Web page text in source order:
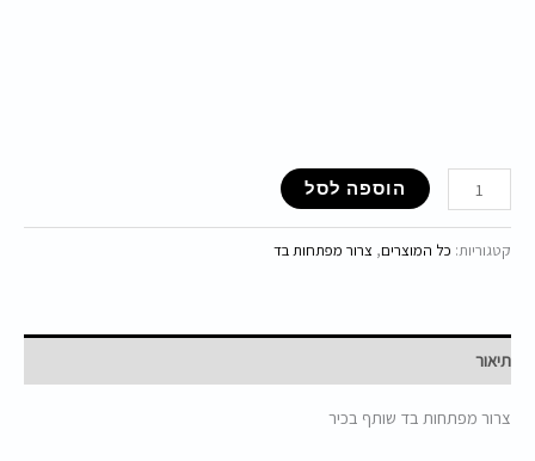
הוספה לסל
קטגוריות: כל המוצרים, צרור מפתחות בד
תיאור
צרור מפתחות בד שותף בכיר